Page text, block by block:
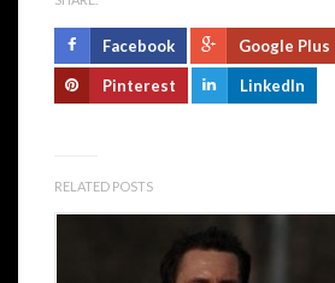
Facebook Google Plus
Pinterest LinkedIn
RELATED POSTS